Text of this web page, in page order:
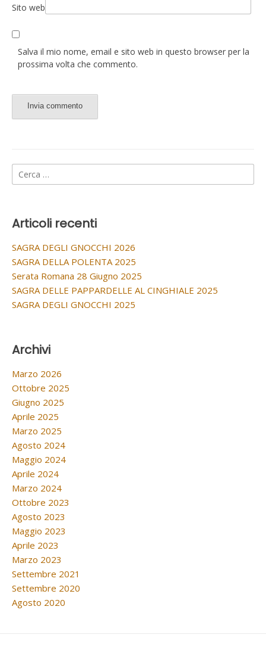
Sito web
Salva il mio nome, email e sito web in questo browser per la
prossima volta che commento.
Ricerca
per:
Articoli recenti
SAGRA DEGLI GNOCCHI 2026
SAGRA DELLA POLENTA 2025
Serata Romana 28 Giugno 2025
SAGRA DELLE PAPPARDELLE AL CINGHIALE 2025
SAGRA DEGLI GNOCCHI 2025
Archivi
Marzo 2026
Ottobre 2025
Giugno 2025
Aprile 2025
Marzo 2025
Agosto 2024
Maggio 2024
Aprile 2024
Marzo 2024
Ottobre 2023
Agosto 2023
Maggio 2023
Aprile 2023
Marzo 2023
Settembre 2021
Settembre 2020
Agosto 2020